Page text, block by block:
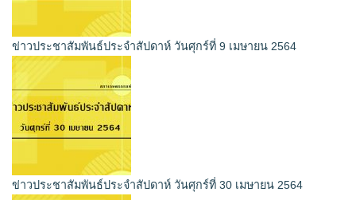
ข่าวประชาสัมพันธ์ประจำสัปดาห์ วันศุกร์ที่ 9 เมษายน 2564
ข่าวประชาสัมพันธ์ประจำสัปดาห์ วันศุกร์ที่ 30 เมษายน 2564